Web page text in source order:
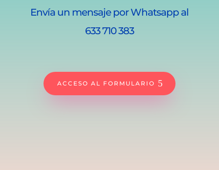
Envía un mensaje por Whatsapp al
633 710 383
ACCESO AL FORMULARIO